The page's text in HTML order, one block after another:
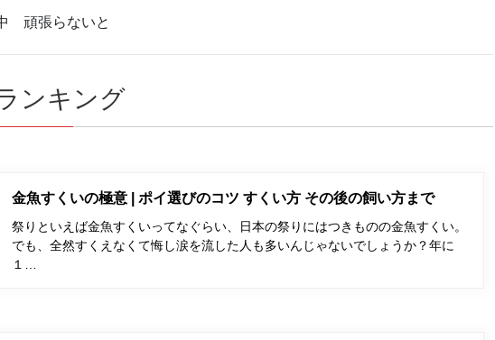
頑張らないと
ンキング
金魚すくいの極意 | ポイ選びのコツ すくい方 その後の飼い方まで
祭りといえば金魚すくいってなぐらい、日本の祭りにはつきものの金魚すくい。
でも、全然すくえなくて悔し涙を流した人も多いんじゃないでしょうか？年に
１…